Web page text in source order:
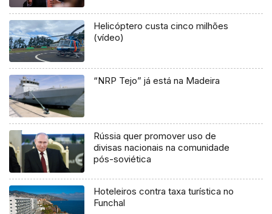
Helicóptero custa cinco milhões
(vídeo)
“NRP Tejo” já está na Madeira
Rússia quer promover uso de
divisas nacionais na comunidade
pós-soviética
Hoteleiros contra taxa turística no
Funchal